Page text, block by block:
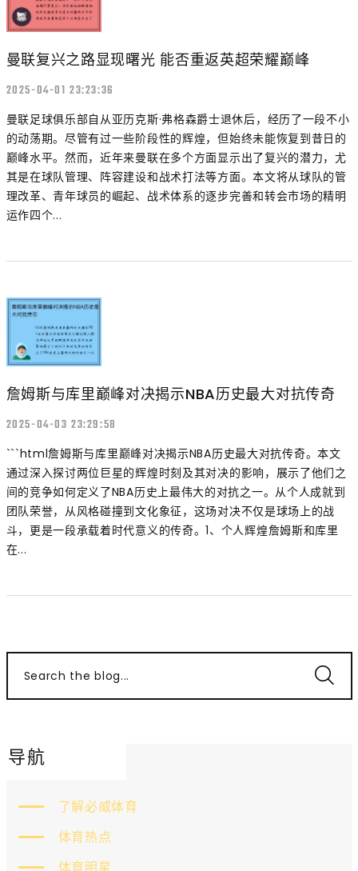
曼联复兴之路显现曙光 能否重返英超荣耀巅峰
2025-04-01 23:23:36
曼联足球俱乐部自从亚历克斯·弗格森爵士退休后，经历了一段不小
的动荡期。尽管有过一些阶段性的辉煌，但始终未能恢复到昔日的
巅峰水平。然而，近年来曼联在多个方面显示出了复兴的潜力，尤
其是在球队管理、阵容建设和战术打法等方面。本文将从球队的管
理改革、青年球员的崛起、战术体系的逐步完善和转会市场的精明
运作四个...
詹姆斯与库里巅峰对决揭示NBA历史最大对抗传奇
2025-04-03 23:29:58
```html詹姆斯与库里巅峰对决揭示NBA历史最大对抗传奇。本文
通过深入探讨两位巨星的辉煌时刻及其对决的影响，展示了他们之
间的竞争如何定义了NBA历史上最伟大的对抗之一。从个人成就到
团队荣誉，从风格碰撞到文化象征，这场对决不仅是球场上的战
斗，更是一段承载着时代意义的传奇。1、个人辉煌詹姆斯和库里
在...
Search the blog...
导航
了解必威体育
体育热点